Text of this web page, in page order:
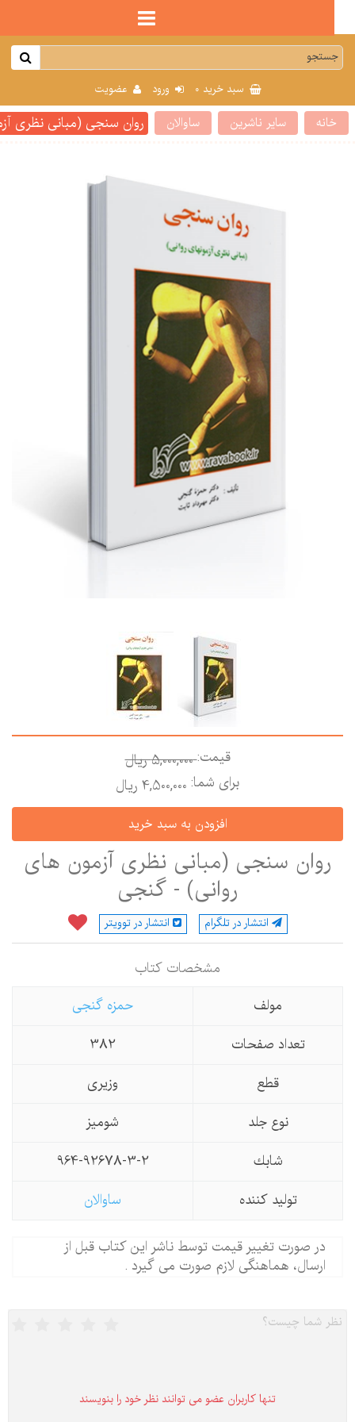
سبد خرید0 ورود عضویت
سایر ناشرین ساوالان روان سنجی (مبانی نظری
قیمت:5,000,000 ريال
برای شما:4,500,000 ريال
روان سنجی (مبانی نظری آزمون های
روانی) - گنجی
انتشار در تلگرام انتشار در توویتر
مشخصات كتاب
مولف
حمزه گنجی
تعداد صفحات
382
قطع
وزیری
نوع جلد
شومیز
شابك
964-92678-3-2
تولید كننده
ساوالان
در صورت تغییر قیمت توسط ناشر این کتاب قبل از
ارسال، هماهنگی لازم صورت می گیرد .
تنها كاربران عضو می توانند نظر خود را بنویسند